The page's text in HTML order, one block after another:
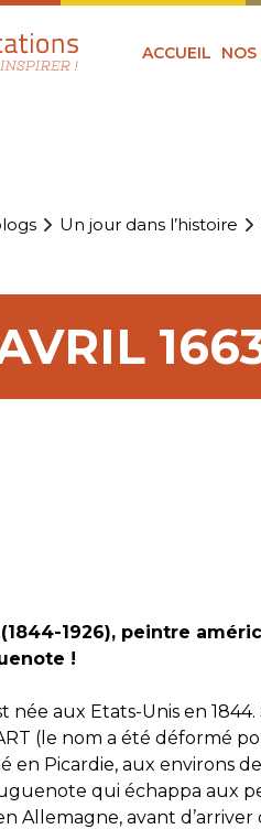
ACCUEIL
Un jour dans l’histoire
1926), peintre
!
née aux Etats-Unis en
(le nom a été déformé
en Picardie, aux environs
qui échappa aux
Allemagne, avant